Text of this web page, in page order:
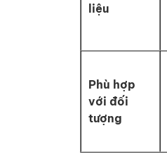
liệu
Phù hợp
với đối
tượng